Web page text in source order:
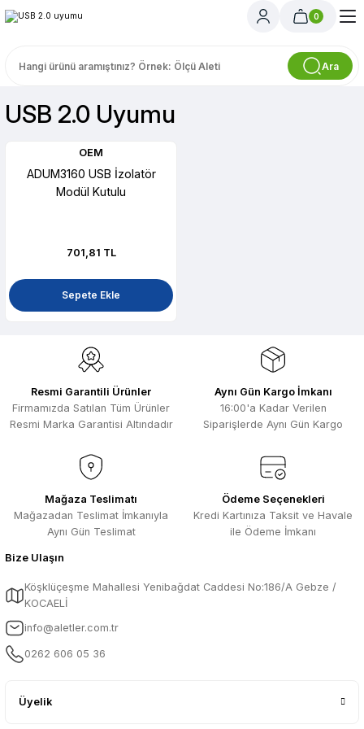
Ara
0
USB 2.0 Uyumu
OEM
ADUM3160 USB İzolatör
Modül Kutulu
701,81 TL
Sepete Ekle
Resmi Garantili Ürünler
Firmamızda Satılan Tüm Ürünler
Resmi Marka Garantisi Altındadır
Aynı Gün Kargo İmkanı
16:00'a Kadar Verilen
Siparişlerde Aynı Gün Kargo
Mağaza Teslimatı
Mağazadan Teslimat İmkanıyla
Aynı Gün Teslimat
Ödeme Seçenekleri
Kredi Kartınıza Taksit ve Havale
ile Ödeme İmkanı
Bize Ulaşın
Köşklüçeşme Mahallesi Yenibağdat Caddesi No:186/A Gebze /
KOCAELİ
info@aletler.com.tr
0262 606 05 36
Üyelik